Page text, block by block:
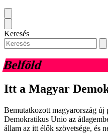
Keresés
Belföld
Itt a Magyar
Bemutatkozott magyarország
Demokratikus Unio az
állam az itt élők szövetsége, és